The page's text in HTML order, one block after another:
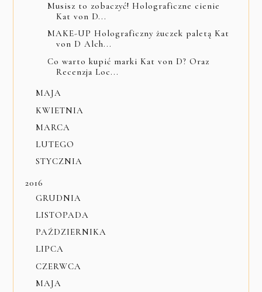
Musisz to zobaczyć! Holograficzne cienie
Kat von D...
MAKE-UP Holograficzny żuczek paletą Kat
von D Alch...
Co warto kupić marki Kat von D? Oraz
Recenzja Loc...
MAJA
KWIETNIA
MARCA
LUTEGO
STYCZNIA
2016
GRUDNIA
LISTOPADA
PAŹDZIERNIKA
LIPCA
CZERWCA
MAJA